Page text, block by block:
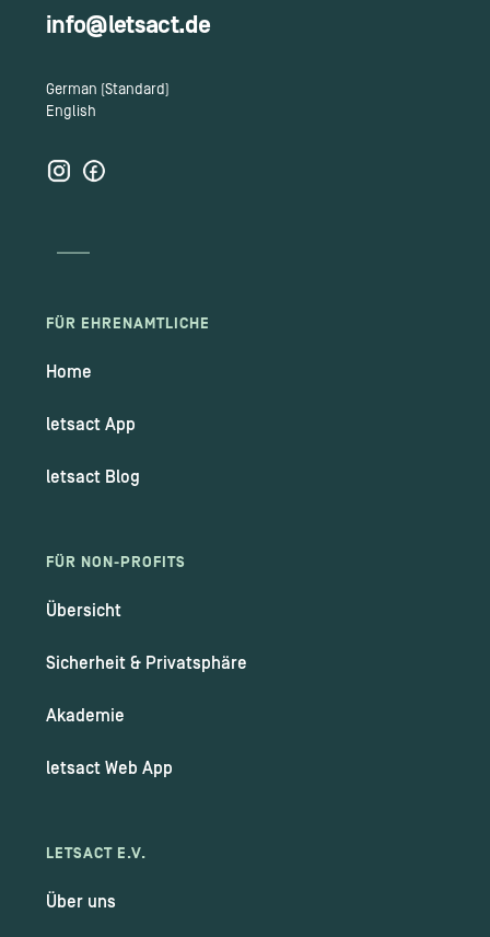
info@letsact.de
German (Standard)
English
FÜR EHRENAMTLICHE
Home
letsact App
letsact Blog
FÜR NON-PROFITS
Übersicht
Sicherheit & Privatsphäre
Akademie
letsact Web App
LETSACT E.V.
Über uns